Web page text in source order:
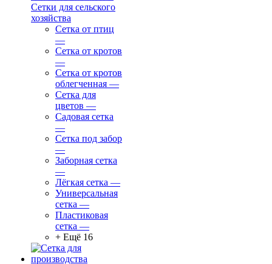
Сетки для сельского
хозяйства
Сетка от птиц
—
Сетка от кротов
—
Сетка от кротов
облегченная —
Сетка для
цветов —
Садовая сетка
—
Сетка под забор
—
Заборная сетка
—
Лёгкая сетка —
Универсальная
сетка —
Пластиковая
сетка —
+ Ещё 16